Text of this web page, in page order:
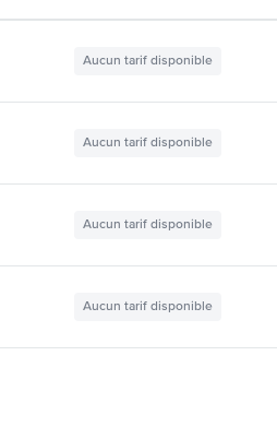
Aucun tarif disponible
Aucun tarif disponible
Aucun tarif disponible
Aucun tarif disponible